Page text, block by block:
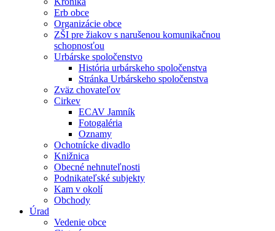
Erb obce
Organizácie obce
ZŠI pre žiakov s narušenou komunikačnou
schopnosťou
Urbárske spoločenstvo
História urbárskeho spoločenstva
Stránka Urbárskeho spoločenstva
Zväz chovateľov
Cirkev
ECAV Jamník
Fotogaléria
Oznamy
Ochotnícke divadlo
Knižnica
Obecné nehnuteľnosti
Podnikateľské subjekty
Kam v okolí
Obchody
Úrad
Vedenie obce